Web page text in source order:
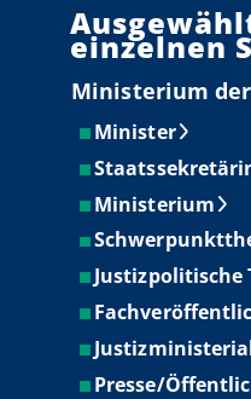
einzelnen
Ministerium
Minister
Ministerium
Justizpolitische
Presse/